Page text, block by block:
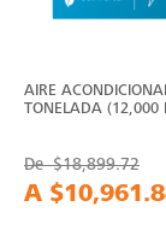
AIRE
TONELADA (12,000
De$18,899.72
A